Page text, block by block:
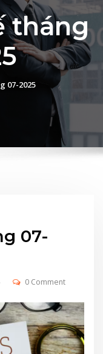
tháng
07-2025
07-
0 Comment